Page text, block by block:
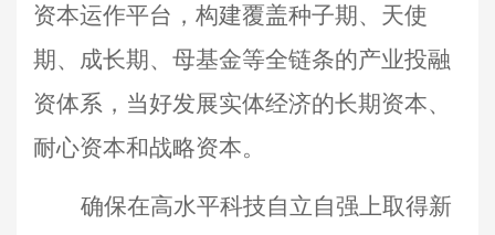
资本运作平台，构建覆盖种子期、天使
期、成长期、母基金等全链条的产业投融
资体系，当好发展实体经济的长期资本、
耐心资本和战略资本。
确保在高水平科技自立自强上取得新